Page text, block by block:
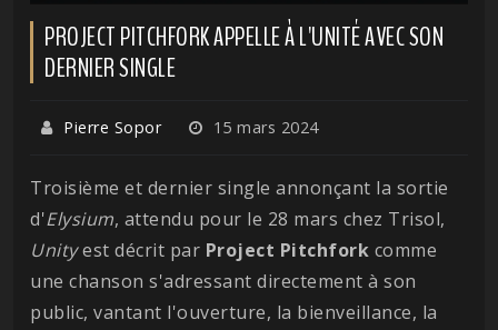
PROJECT PITCHFORK APPELLE À L'UNITÉ AVEC SON
DERNIER SINGLE
Pierre Sopor 15 mars 2024
Troisième et dernier single annonçant la sortie
d'Elysium, attendu pour le 28 mars chez Trisol,
Unityest décrit par Project Pitchfork comme
une chanson s'adressant directement à son
public, vantant l'ouverture, la bienveillance, la